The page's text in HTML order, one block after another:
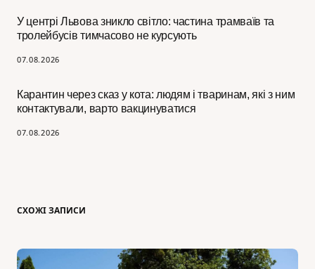
У центрі Львова зникло світло: частина трамваїв та
тролейбусів тимчасово не курсують
07.08.2026
Карантин через сказ у кота: людям і тваринам, які з ним
контактували, варто вакцинуватися
07.08.2026
СХОЖІ ЗАПИСИ